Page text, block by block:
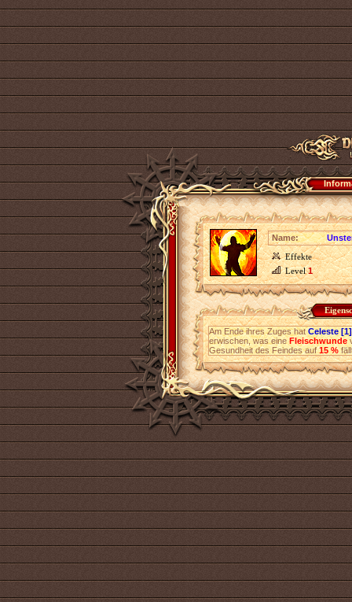
Name:
Effekte
Level1
Am Ende ihres Zuges hatCeleste [1]
erwischen, was eineFleischwunde
Gesundheit des Feindes auf15 %